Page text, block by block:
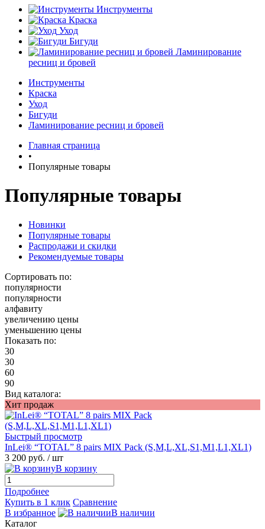
Инструменты
Краска
Уход
Бигуди
Ламинирование
ресниц и бровей
Инструменты
Краска
Уход
Бигуди
Ламинирование ресниц и бровей
Главная страница
•
Популярные товары
Популярные товары
Новинки
Популярные товары
Распродажи и скидки
Рекомендуемые товары
Сортировать по:
популярности
популярности
алфавиту
увеличению цены
уменьшению цены
Показать по:
30
30
60
90
Вид каталога:
Хит продаж
Быстрый просмотр
InLei® “TOTAL” 8 pairs MIX Pack (S,M,L,XL,S1,M1,L1,XL1)
3 200 руб. / шт
В корзину
Подробнее
Купить в 1 клик Сравнение
В избранное
В наличии
Каталог